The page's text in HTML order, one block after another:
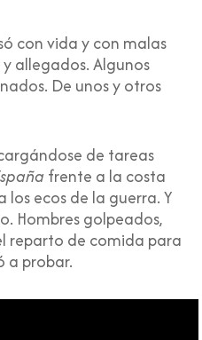
con vida y con malas
allegados. Algunos
De unos y otros
de tareas
frente a la costa
ecos de la guerra. Y
Hombres golpeados,
reparto de comida para
a probar.